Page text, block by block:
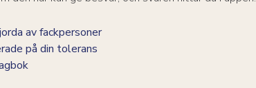
av fackpersoner
på din tolerans